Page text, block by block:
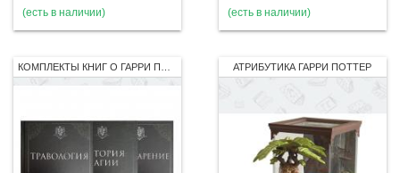
(есть в наличии) (есть в наличии)
АТРИБУТИКА ГАРРИ ПОТТЕР